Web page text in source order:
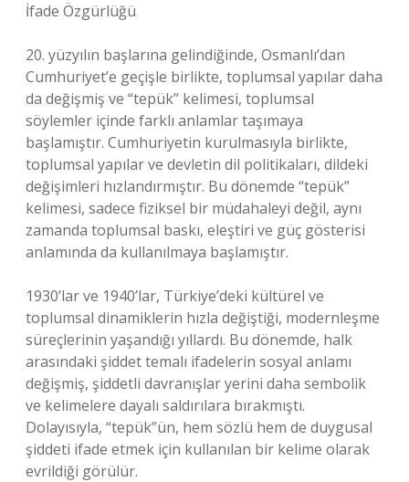
İfade Özgürlüğü
20. yüzyılın başlarına gelindiğinde, Osmanlı’dan
Cumhuriyet’e geçişle birlikte, toplumsal yapılar daha
da değişmiş ve “tepük” kelimesi, toplumsal
söylemler içinde farklı anlamlar taşımaya
başlamıştır. Cumhuriyetin kurulmasıyla birlikte,
toplumsal yapılar ve devletin dil politikaları, dildeki
değişimleri hızlandırmıştır. Bu dönemde “tepük”
kelimesi, sadece fiziksel bir müdahaleyi değil, aynı
zamanda toplumsal baskı, eleştiri ve güç gösterisi
anlamında da kullanılmaya başlamıştır.
1930’lar ve 1940’lar, Türkiye’deki kültürel ve
toplumsal dinamiklerin hızla değiştiği, modernleşme
süreçlerinin yaşandığı yıllardı. Bu dönemde, halk
arasındaki şiddet temalı ifadelerin sosyal anlamı
değişmiş, şiddetli davranışlar yerini daha sembolik
ve kelimelere dayalı saldırılara bırakmıştı.
Dolayısıyla, “tepük”ün, hem sözlü hem de duygusal
şiddeti ifade etmek için kullanılan bir kelime olarak
evrildiği görülür.